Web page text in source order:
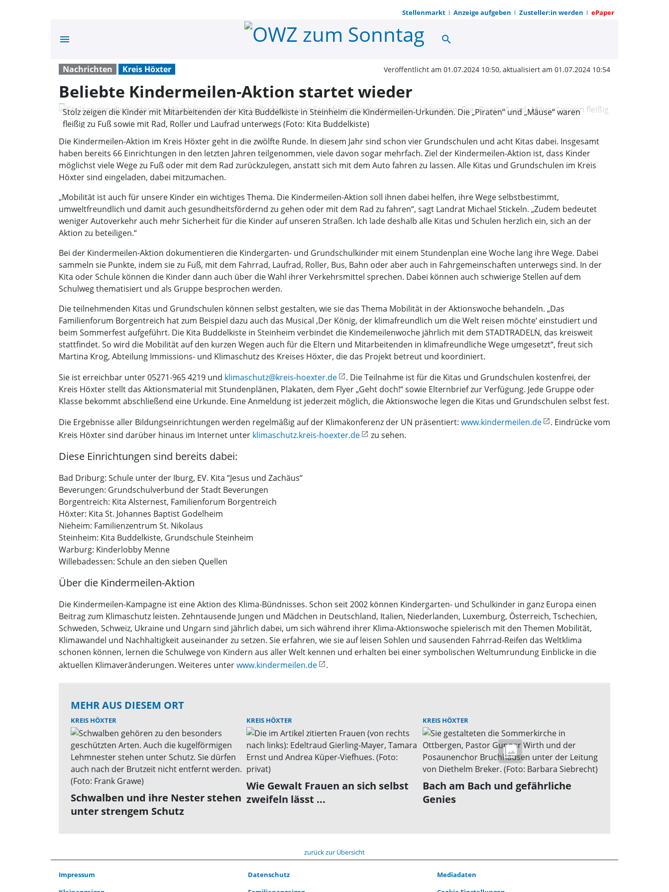
Stellenmarkt Anzeige aufgeben Zusteller:in werden ePaper
menu Beliebte Kindermeilen-Aktion
search
Nachrichten Kreis Höxter Veröffentlicht am 01.07.2024 10:50, aktualisiert am 01.07.2024 10:54
Beliebte Kindermeilen-Aktion startet wieder
Stolz zeigen die Kinder mit Mitarbeitenden der Kita Buddelkiste in Steinheim die Kindermeilen-Urkunden. Die „Piraten“ und „Mäuse“ waren
fleißig zu Fuß sowie mit Rad, Roller und Laufrad unterwegs (Foto: Kita Buddelkiste)
Die Kindermeilen-Aktion im Kreis Höxter geht in die zwölfte Runde. In diesem Jahr sind schon vier Grundschulen und acht Kitas dabei. Insgesamt
haben bereits 66 Einrichtungen in den letzten Jahren teilgenommen, viele davon sogar mehrfach. Ziel der Kindermeilen-Aktion ist, dass Kinder
möglichst viele Wege zu Fuß oder mit dem Rad zurückzulegen, anstatt sich mit dem Auto fahren zu lassen. Alle Kitas und Grundschulen im Kreis
Höxter sind eingeladen, dabei mitzumachen.
„Mobilität ist auch für unsere Kinder ein wichtiges Thema. Die Kindermeilen-Aktion soll ihnen dabei helfen, ihre Wege selbstbestimmt,
umweltfreundlich und damit auch gesundheitsfördernd zu gehen oder mit dem Rad zu fahren“, sagt Landrat Michael Stickeln. „Zudem bedeutet
weniger Autoverkehr auch mehr Sicherheit für die Kinder auf unseren Straßen. Ich lade deshalb alle Kitas und Schulen herzlich ein, sich an der
Aktion zu beteiligen.“
Bei der Kindermeilen-Aktion dokumentieren die Kindergarten- und Grundschulkinder mit einem Stundenplan eine Woche lang ihre Wege. Dabei
sammeln sie Punkte, indem sie zu Fuß, mit dem Fahrrad, Laufrad, Roller, Bus, Bahn oder aber auch in Fahrgemeinschaften unterwegs sind. In der
Kita oder Schule können die Kinder dann auch über die Wahl ihrer Verkehrsmittel sprechen. Dabei können auch schwierige Stellen auf dem
Schulweg thematisiert und als Gruppe besprochen werden.
Die teilnehmenden Kitas und Grundschulen können selbst gestalten, wie sie das Thema Mobilität in der Aktionswoche behandeln. „Das
Familienforum Borgentreich hat zum Beispiel dazu auch das Musical ‚Der König, der klimafreundlich um die Welt reisen möchte‘ einstudiert und
beim Sommerfest aufgeführt. Die Kita Buddelkiste in Steinheim verbindet die Kindemeilenwoche jährlich mit dem STADTRADELN, das kreisweit
stattfindet. So wird die Mobilität auf den kurzen Wegen auch für die Eltern und Mitarbeitenden in klimafreundliche Wege umgesetzt“, freut sich
Martina Krog, Abteilung Immissions- und Klimaschutz des Kreises Höxter, die das Projekt betreut und koordiniert.
Sie ist erreichbar unter 05271-965 4219 und klimaschutz@kreis-hoexter.de
. Die Teilnahme ist für die Kitas und Grundschulen kostenfrei, der
Kreis Höxter stellt das Aktionsmaterial mit Stundenplänen, Plakaten, dem Flyer „Geht doch!“ sowie Elternbrief zur Verfügung. Jede Gruppe oder
Klasse bekommt abschließend eine Urkunde. Eine Anmeldung ist jederzeit möglich, die Aktionswoche legen die Kitas und Grundschulen selbst fest.
Die Ergebnisse aller Bildungseinrichtungen werden regelmäßig auf der Klimakonferenz der UN präsentiert: www.kindermeilen.de
. Eindrücke vom
Kreis Höxter sind darüber hinaus im Internet unter klimaschutz.kreis-hoexter.de zu sehen.
Diese Einrichtungen sind bereits dabei:
Bad Driburg: Schule unter der Iburg, EV. Kita “Jesus und Zachäus“
Beverungen: Grundschulverbund der Stadt Beverungen
Borgentreich: Kita Alsternest, Familienforum Borgentreich
Höxter: Kita St. Johannes Baptist Godelheim
Nieheim: Familienzentrum St. Nikolaus
Steinheim: Kita Buddelkiste, Grundschule Steinheim
Warburg: Kinderlobby Menne
Willebadessen: Schule an den sieben Quellen
Über die Kindermeilen-Aktion
Die Kindermeilen-Kampagne ist eine Aktion des Klima-Bündnisses. Schon seit 2002 können Kindergarten- und Schulkinder in ganz Europa einen
Beitrag zum Klimaschutz leisten. Zehntausende Jungen und Mädchen in Deutschland, Italien, Niederlanden, Luxemburg, Österreich, Tschechien,
Schweden, Schweiz, Ukraine und Ungarn sind jährlich dabei, um sich während ihrer Klima-Aktionswoche spielerisch mit den Themen Mobilität,
Klimawandel und Nachhaltigkeit auseinander zu setzen. Sie erfahren, wie sie auf leisen Sohlen und sausenden Fahrrad-Reifen das Weltklima
schonen können, lernen die Schulwege von Kindern aus aller Welt kennen und erhalten bei einer symbolischen Weltumrundung Einblicke in die
aktuellen Klimaveränderungen. Weiteres unterwww.kindermeilen.de .
MEHR AUS DIESEM ORT
KREIS HÖXTER
Schwalben und ihre Nester stehen
unter strengem Schutz
KREIS HÖXTER
Wie Gewalt Frauen an sich selbst
zweifeln lässt ...
KREIS HÖXTER
Bach am Bach und gefährliche
Genies
zurück zur Übersicht
Impressum Datenschutz
Mediadaten